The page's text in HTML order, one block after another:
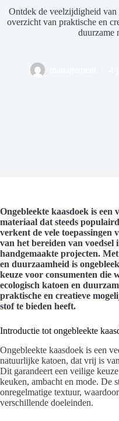
Ontdek de veelzijdigheid
overzicht van praktische en
duurzame
Ongebleekte kaasdoek is
materiaal dat steeds
verkent de vele toepassingen
van het bereiden van voedsel
handgemaakte projecten.
en duurzaamheid is
keuze voor consumenten die
ecologisch katoen en
praktische en creatieve
stof te bieden heeft.
Introductie tot ongebleekte
Ongebleekte kaasdoek is een
natuurlijke katoen, dat vrij is
Dit garandeert een veilige
keuken, ambacht en mode. De
onregelmatige textuur,
verschillende doeleinden.